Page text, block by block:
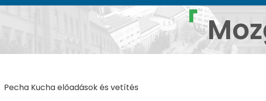
Galéria 2022 - 5 -
Pecha Kucha előadások és vetítés